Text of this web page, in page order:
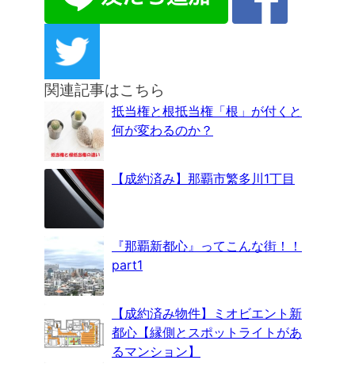
関連記事はこちら
抵当権と根抵当権「根」が付くと
何が変わるのか？
【成約済み】那覇市繁多川1丁目
『那覇新都心』ってこんな街！！
part1
【成約済み物件】ミオビエント新
都心【縁側とスポットライトがあ
るマンション】